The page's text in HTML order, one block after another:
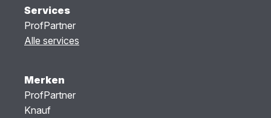
Services
ProfPartner
Alle services
Merken
ProfPartner
Knauf